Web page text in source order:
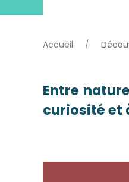
Accueil
Entre
curiosité et